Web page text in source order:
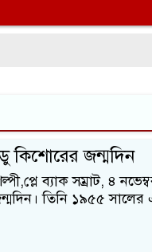
কিশোরের জন্মদিন
ব্যাক সম্রাট, ৪
তিনি ১৯৫৫ সালের